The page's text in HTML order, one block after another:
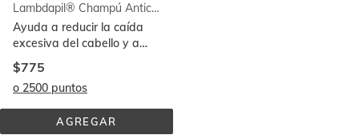
Lambdapil® Champú Anticaída
Ayuda a reducir la caída
excesiva del cabello y a
aumentar su densidad
$775
o 2500 puntos
AGREGARLAMBDAPIL®